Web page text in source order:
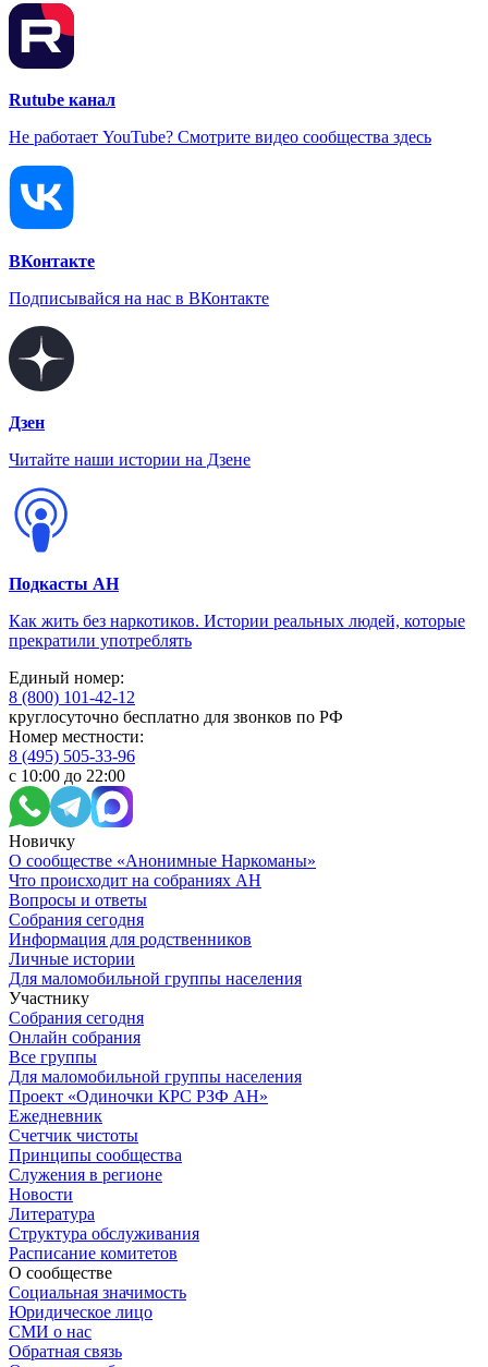
Rutube канал
Не работает YouTube? Смотрите видео сообщества здесь
ВКонтакте
Подписывайся на нас в ВКонтакте
Дзен
Читайте наши истории на Дзене
Подкасты АН
Как жить без наркотиков. Истории реальных людей, которые
прекратили употреблять
Единый номер:
8 (800) 101-42-12
круглосуточно бесплатно для звонков по РФ
Номер местности:
8 (495) 505-33-96
с 10:00 до 22:00
Новичку
О сообществе «Анонимные Наркоманы»
Что происходит на собраниях АН
Вопросы и ответы
Собрания сегодня
Информация для родственников
Личные истории
Для маломобильной группы населения
Участнику
Собрания сегодня
Онлайн собрания
Все группы
Для маломобильной группы населения
Проект «Одиночки КРС РЗФ АН»
Ежедневник
Счетчик чистоты
Принципы сообщества
Служения в регионе
Новости
Литература
Структура обслуживания
Расписание комитетов
О сообществе
Социальная значимость
Юридическое лицо
СМИ о нас
Обратная связь